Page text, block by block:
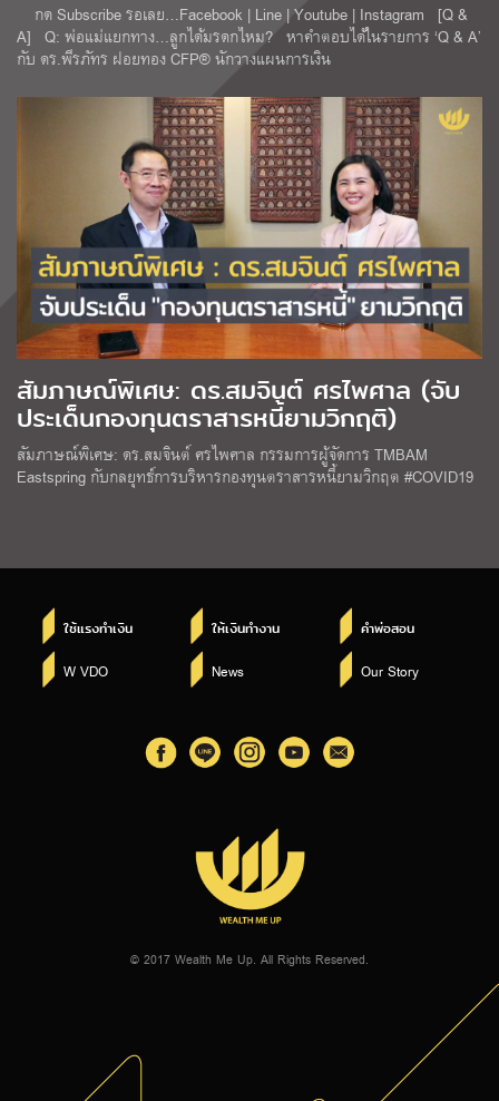
กด Subscribe รอเลย…Facebook | Line | Youtube | Instagram [Q &
A] Q: พ่อแม่แยกทาง…ลูกได้มรดกไหม? หาคำตอบได้ในรายการ ‘Q & A’
กับ ดร.พีรภัทร ฝอยทอง CFP® นักวางแผนการเงิน
สัมภาษณ์พิเศษ: ดร.สมจินต์ ศรไพศาล (จับ
ประเด็นกองทุนตราสารหนี้ยามวิกฤติ)
สัมภาษณ์พิเศษ: ดร.สมจินต์ ศรไพศาล กรรมการผู้จัดการ TMBAM
Eastspring กับกลยุทธ์การบริหารกองทุนตราสารหนี้ยามวิกฤต #COVID19
ใช้แรงทำเงิน ให้เงินทำงาน คำพ่อสอน
W VDO News Our Story
© 2017 Wealth Me Up. All Rights Reserved.